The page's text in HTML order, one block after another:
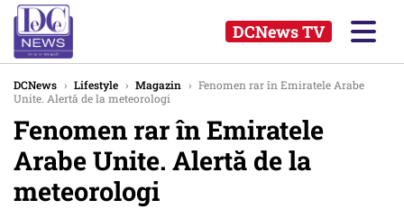
DCNews TV
DCNews › Lifestyle › Magazin › Fenomen rar în Emiratele Arabe
Unite. Alertă de la meteorologi
Fenomen rar în Emiratele
Arabe Unite. Alertă de la
meteorologi